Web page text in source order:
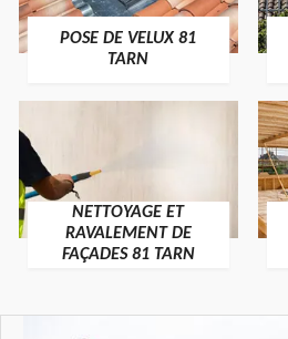
POSE DE VELUX 81
TARN
NETTOYAGE ET
RAVALEMENT DE
FAÇADES 81 TARN